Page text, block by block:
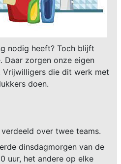
nodig heeft? Toch blijft
zorgen onze eigen
Vrijwilligers die dit werk met
doen.
over twee teams.
dinsdagmorgen van de
uur, het andere op elke